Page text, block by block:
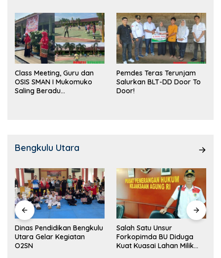
Class Meeting, Guru dan
OSIS SMAN I Mukomuko
Saling Beradu
Pemdes Teras Terunjam
Salurkan BLT-DD Door To
Door!
Bengkulu Utara
Dinas Pendidikan Bengkulu
Utara Gelar Kegiatan
O2SN
Salah Satu Unsur
Forkopimda BU Diduga
Kuat Kuasai Lahan Milik